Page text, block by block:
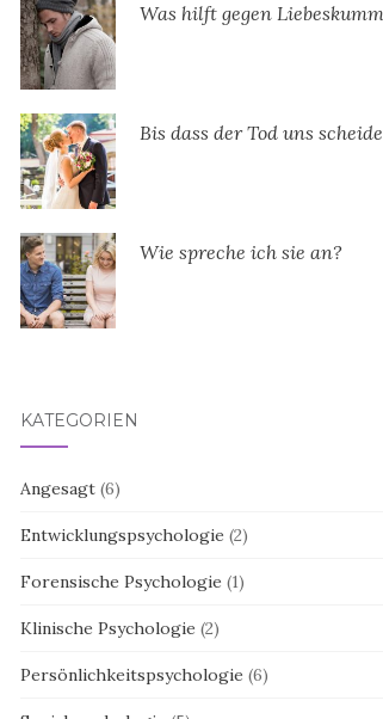
Was hilft gegen
Bis dass der Tod uns
Wie spreche ich sie an?
KATEGORIEN
Angesagt (6)
Entwicklungspsychologie (2)
Forensische Psychologie (1)
Klinische Psychologie (2)
Persönlichkeitspsychologie (6)